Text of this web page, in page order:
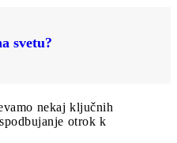
svetu?
nekaj ključnih
otrok k